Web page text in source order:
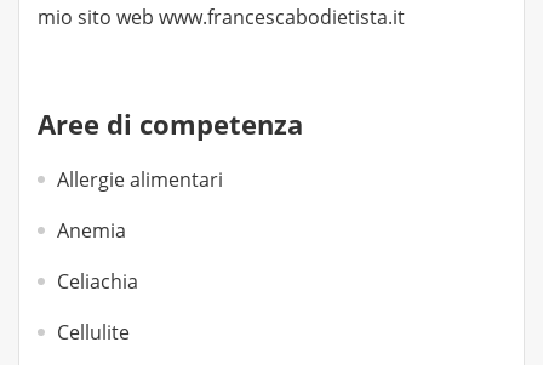
mio sito web www.francescabodietista.it
Aree di competenza
Allergie alimentari
Anemia
Celiachia
Cellulite